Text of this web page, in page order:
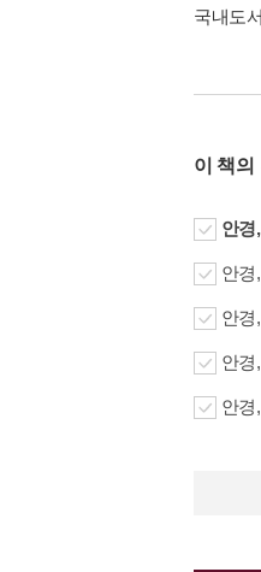
국내도
이 책의
안경
안경
안경
안경
안경